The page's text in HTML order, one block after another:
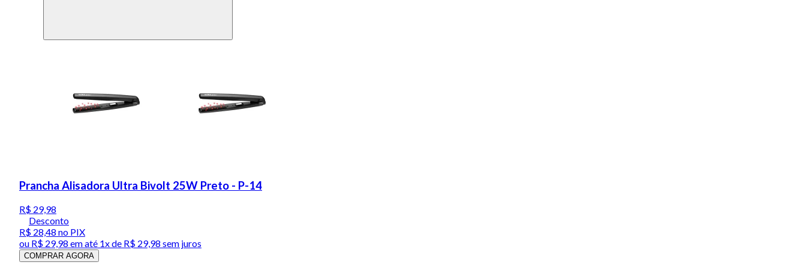
Prancha Alisadora Ultra Bivolt 25W Preto - P-14
R$ 29,98
Desconto
R$ 28,48 no PIX
ou R$ 29,98 em até 1x de R$ 29,98 sem juros
COMPRAR AGORA